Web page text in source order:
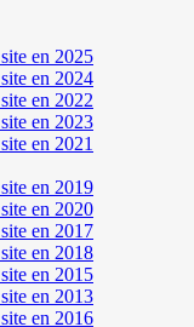
en 2025
en 2024
en 2022
en 2023
en 2021
en 2019
en 2020
en 2017
en 2018
en 2015
en 2013
en 2016